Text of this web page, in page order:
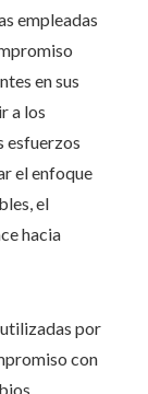
empleadas
en sus
a los
esfuerzos
el enfoque
el
hacia
por
con